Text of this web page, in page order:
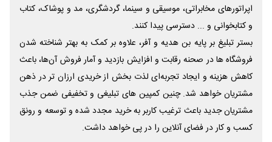
اپراتورهای مخابراتی، موسیقی و سینما، گردشگری، مد و پوشاک، کتاب
و کتابخوانی و ... دسترسی پیدا کنند.
بستر تبلیغ بر پایه بن هدیه و آفر، علاوه بر کمک به بهتر شناخته شدن
فروشگاه ها در صحنه رقابت و افزایش بازدید و آمار فروش آن‌ها، باعث
کاهش هزینه و ایجاد تجربه‌ای لذت بخش از خریدی ارزان تر در ذهن
مشتریان خواهد شد. چنین کمپین های تبلیغی و تخفیفی ضمن جذب
مشتریان جدید باعث ترغیب کاربر به خرید مجدد شده و توسعه و رونق
کسب و کار در فضای آنلاین را در پی خواهد داشت.